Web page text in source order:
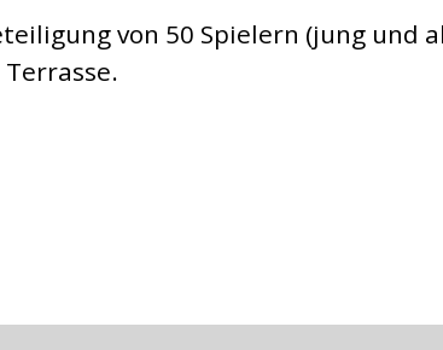
von 50 Spielern (jung und